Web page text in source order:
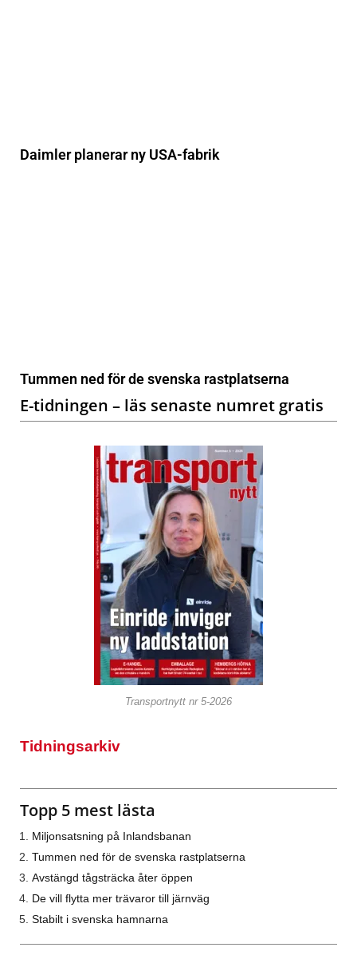
Daimler planerar ny USA-fabrik
Tummen ned för de svenska rastplatserna
E-tidningen – läs senaste numret gratis
Transportnytt nr 5-2026
Tidningsarkiv
Topp 5 mest lästa
Miljonsatsning på Inlandsbanan
Tummen ned för de svenska rastplatserna
Avstängd tågsträcka åter öppen
De vill flytta mer trävaror till järnväg
Stabilt i svenska hamnarna